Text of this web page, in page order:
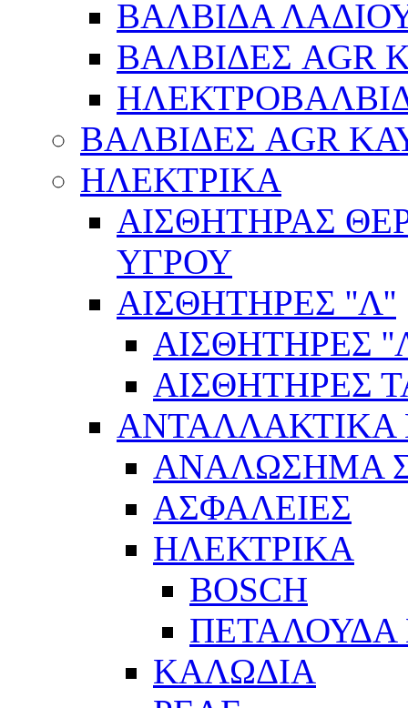
ΒΑΛΒΙΔΑ
ΒΑΛΒΙΔΕΣ AGR
ΒΑΛΒΙΔΕΣ AGR
ΗΛΕΚΤΡΙΚΑ
ΑΙΣΘΗΤΗΡΑΣ
ΥΓΡΟΥ
ΑΙΣΘΗΤΗΡΕΣ ''Λ''
ΑΙΣΘΗΤΗΡEΣ
ΑΙΣΘΗΤΗΡEΣ
ΑΝΤΑΛΛΑΚΤΙΚΑ
ΑΝΑΛΩΣΗΜΑ
ΑΣΦΑΛΕΙΕΣ
ΗΛΕΚΤΡΙΚΑ
BOSCH
ΠΕΤΑΛΟΥΔΑ
ΚΑΛΩΔΙΑ